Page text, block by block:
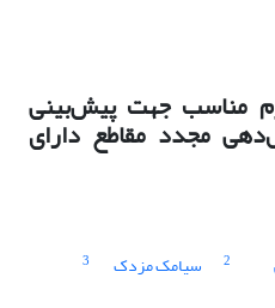
مناسب جهت پیش‌بینی
مجدد مقاطع دارای
2 سیامک مزدک 3